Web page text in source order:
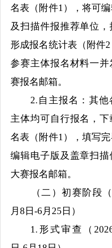
名表（附件1），将可
及扫描件报推荐单位，
形成报名统计表（附件
参赛主体报名材料一并
赛报名邮箱。
2.自主报名：其他
主体均可自行报名，下
名表（附件1），填写
编辑电子版及盖章扫描
大赛报名邮箱。
（二）初赛阶段
月8日-6月25日）
1.形式审查（